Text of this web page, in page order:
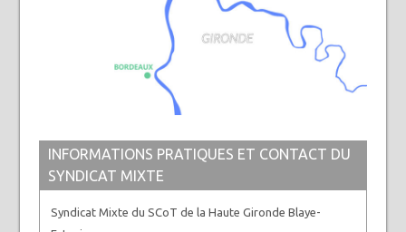
INFORMATIONS PRATIQUES ET CONTACT DU
SYNDICAT MIXTE
Syndicat Mixte du SCoT de la Haute Gironde Blaye-